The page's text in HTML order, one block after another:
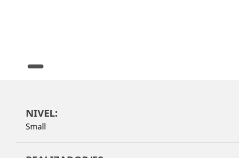
NIVEL:
Small